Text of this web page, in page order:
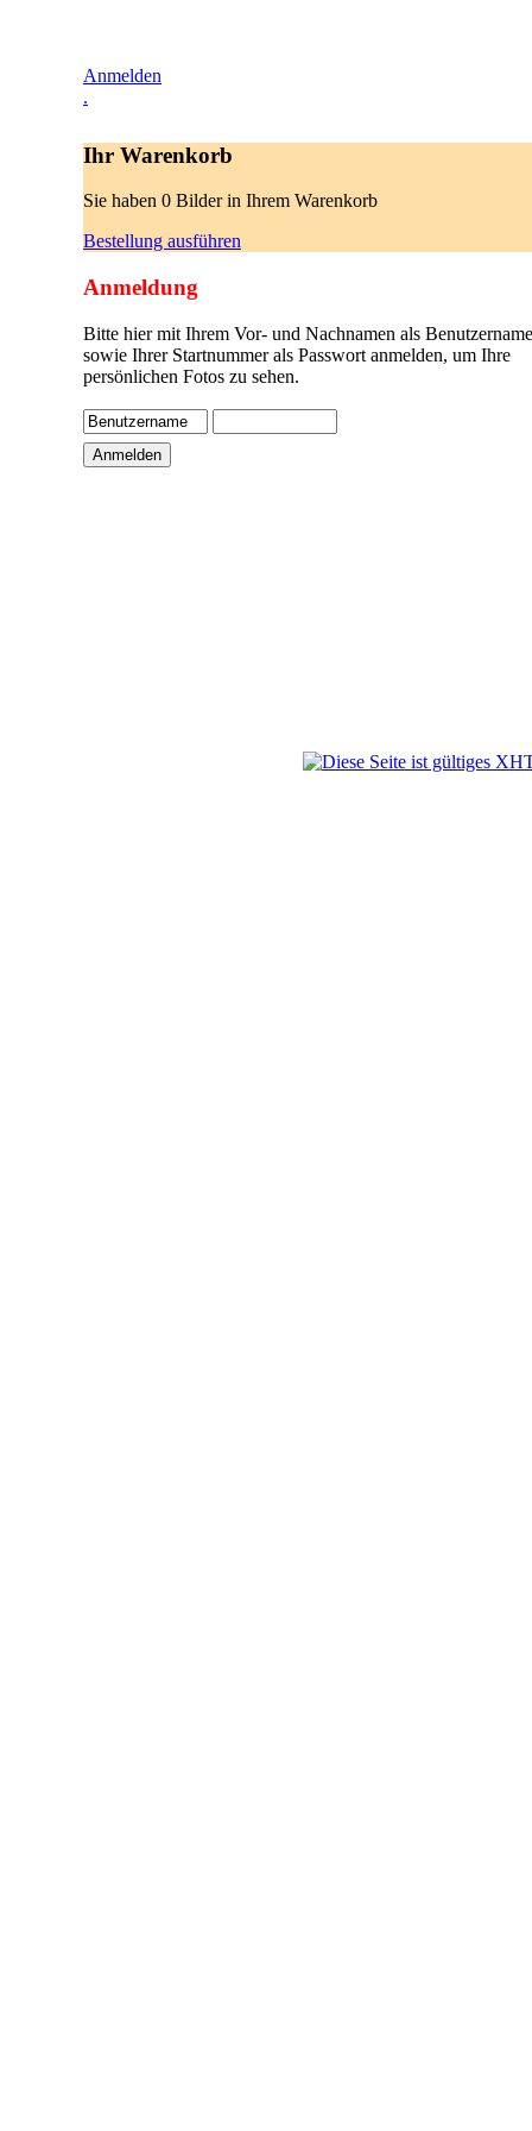
Anmelden
.
Ihr Warenkorb
Sie haben 0 Bilder in Ihrem Warenkorb
Bestellung ausführen
Anmeldung
Bitte hier mit Ihrem Vor- und Nachnamen als
sowie Ihrer Startnummer als Passwort anmelden, um Ihre
persönlichen Fotos zu sehen.